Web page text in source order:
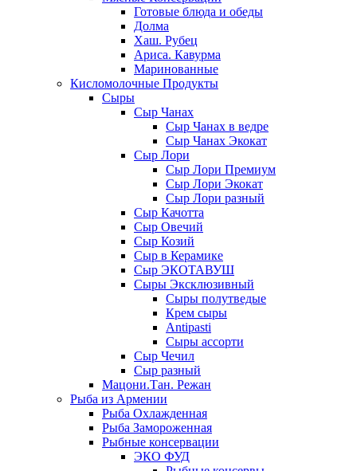
Готовые блюда и обеды
Долма
Хаш. Рубец
Ариса. Кавурма
Маринованные
Кисломолочные Продукты
Сыры
Сыр Чанах
Сыр Чанах в ведре
Сыр Чанах Экокат
Сыр Лори
Сыр Лори Премиум
Сыр Лори Экокат
Сыр Лори разный
Сыр Качотта
Сыр Овечий
Сыр Козий
Сыр в Керамике
Сыр ЭКОТАВУШ
Сыры Эксклюзивный
Сыры полутведые
Крем сыры
Antipasti
Сыры ассорти
Сыр Чечил
Сыр разный
Мацони.Тан. Режан
Рыба из Армении
Рыба Охлажденная
Рыба Замороженная
Рыбные консервации
ЭКО ФУД